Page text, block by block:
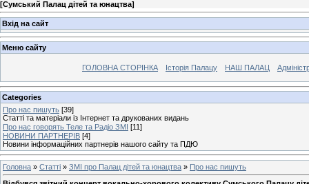
[Сумський Палац дітей та юнацтва]
Вхід на сайт
Меню сайту
ГОЛОВНА СТОРІНКА Історія Палацу НАШ ПАЛАЦ
Categories
Про нас пишуть [39]
Статті та матеріали із Інтернет та друкованих видань
Про нас говорять Теле та Радіо ЗМІ [11]
НОВИНИ ПАРТНЕРІВ [4]
Новини інформаційних партнерів нашого сайту та ПДЮ
Головна » Статті » ЗМІ про Палац дітей та юнацтва » Про нас пишуть